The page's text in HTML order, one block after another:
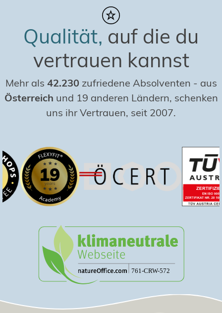
Qualität, auf die du
vertrauen kannst
Mehr als 42.230 zufriedene Absolventen - aus
Österreich und 19 anderen Ländern, schenken
uns ihr Vertrauen, seit 2007.